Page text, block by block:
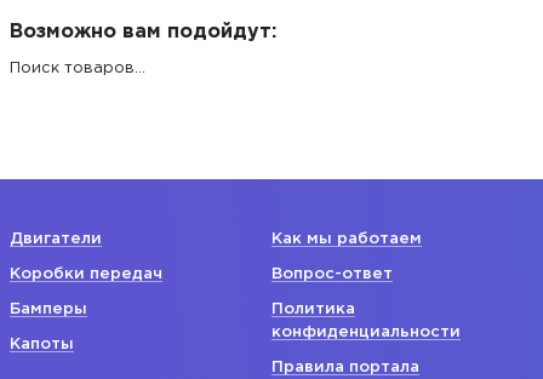
Возможно вам подойдут:
Поиск товаров...
Двигатели
Коробки передач
Бамперы
Капоты
Как мы работаем
Вопрос-ответ
Политика
конфиденциальности
Правила портала